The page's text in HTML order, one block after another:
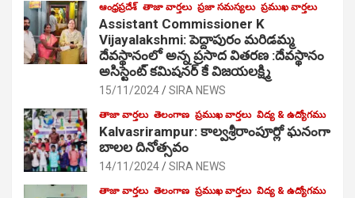
ఆంధ్రప్రదేశ్ తాజా వార్తలు ప్రజా సమస్యలు ప్రముఖ వార్తలు
Assistant Commissioner K
Vijayalakshmi: పెద్దాపురం మరిడమ్మ
దేవస్థానంలో అన్న ప్రసాద వితరణ :దేవస్థానం
అసిస్టెంట్ కమిషనర్ కే విజయలక్ష్మి
15/11/2024 SIRA NEWS
తాజా వార్తలు తెలంగాణ ప్రముఖ వార్తలు విద్య & ఉద్యోగము
Kalvasrirampur: కాల్వశ్రీరాంపూర్లో ఘనంగా
బాలల దినోత్సవం
14/11/2024 SIRA NEWS
తాజా వార్తలు తెలంగాణ ప్రముఖ వార్తలు విద్య & ఉద్యోగము